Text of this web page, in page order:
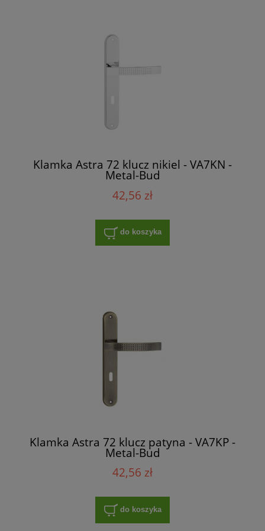
Klamka Astra 72 klucz nikiel - VA7KN -
Metal-Bud
42,56 zł
do koszyka
Klamka Astra 72 klucz patyna - VA7KP -
Metal-Bud
42,56 zł
do koszyka